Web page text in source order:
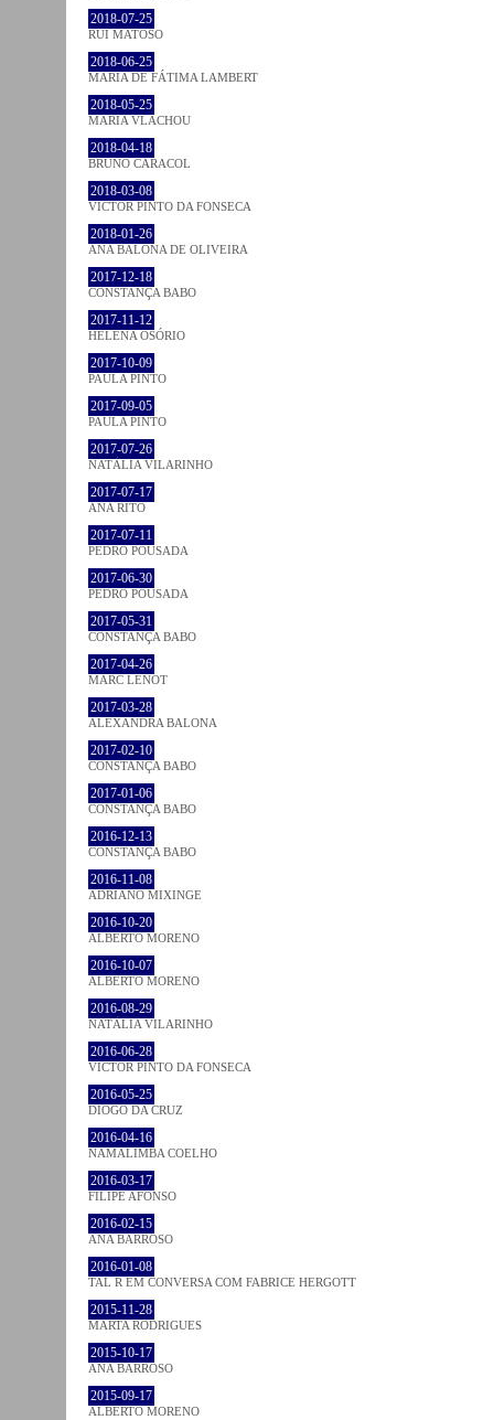
2018-07-25
RUI MATOSO
2018-06-25
MARIA DE FÁTIMA LAMBERT
2018-05-25
MARIA VLACHOU
2018-04-18
BRUNO CARACOL
2018-03-08
VICTOR PINTO DA FONSECA
2018-01-26
ANA BALONA DE OLIVEIRA
2017-12-18
CONSTANÇA BABO
2017-11-12
HELENA OSÓRIO
2017-10-09
PAULA PINTO
2017-09-05
PAULA PINTO
2017-07-26
NATÁLIA VILARINHO
2017-07-17
ANA RITO
2017-07-11
PEDRO POUSADA
2017-06-30
PEDRO POUSADA
2017-05-31
CONSTANÇA BABO
2017-04-26
MARC LENOT
2017-03-28
ALEXANDRA BALONA
2017-02-10
CONSTANÇA BABO
2017-01-06
CONSTANÇA BABO
2016-12-13
CONSTANÇA BABO
2016-11-08
ADRIANO MIXINGE
2016-10-20
ALBERTO MORENO
2016-10-07
ALBERTO MORENO
2016-08-29
NATÁLIA VILARINHO
2016-06-28
VICTOR PINTO DA FONSECA
2016-05-25
DIOGO DA CRUZ
2016-04-16
NAMALIMBA COELHO
2016-03-17
FILIPE AFONSO
2016-02-15
ANA BARROSO
2016-01-08
TAL R EM CONVERSA COM FABRICE HERGOTT
2015-11-28
MARTA RODRIGUES
2015-10-17
ANA BARROSO
2015-09-17
ALBERTO MORENO